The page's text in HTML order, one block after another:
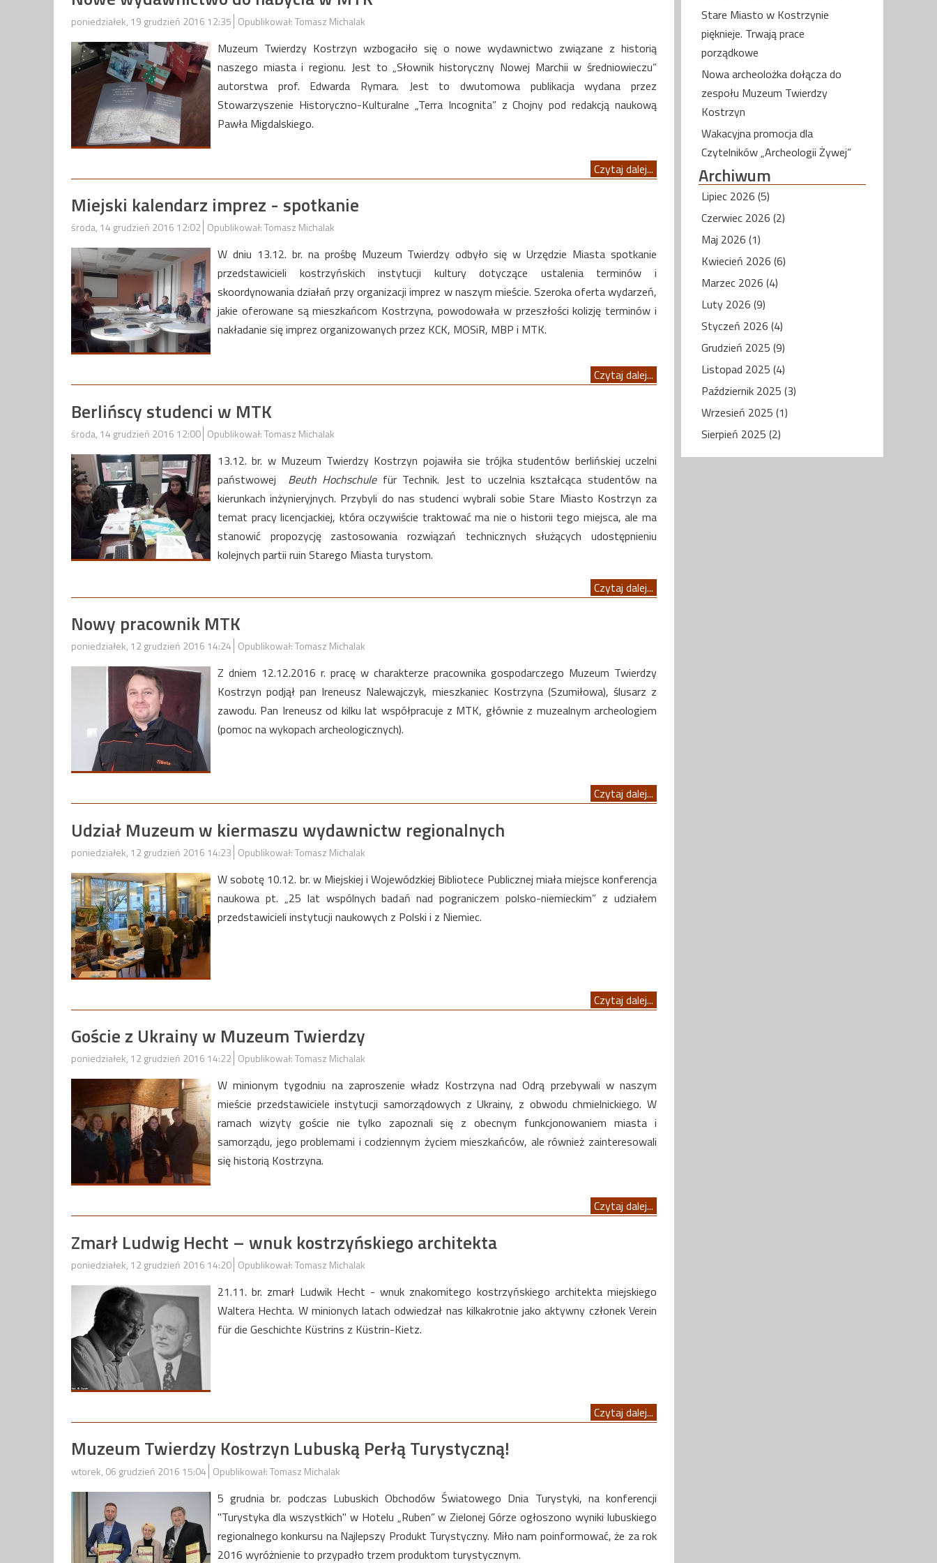
poniedziałek, 19 grudzień 2016 12:35 Opublikował: Tomasz Michalak
Muzeum Twierdzy Kostrzyn wzbogaciło się o nowe wydawnictwo związane z historią
naszego miasta i regionu. Jest to „Słownik historyczny Nowej Marchii w średniowieczu”
autorstwa prof. Edwarda Rymara. Jest to dwutomowa publikacja wydana przez
Stowarzyszenie Historyczno-Kulturalne „Terra Incognita” z Chojny pod redakcją naukową
Pawła Migdalskiego.
Czytaj dalej...
Miejski kalendarz imprez - spotkanie
środa, 14 grudzień 2016 12:02 Opublikował: Tomasz Michalak
W dniu 13.12. br. na prośbę Muzeum Twierdzy odbyło się w Urzędzie Miasta spotkanie
przedstawicieli kostrzyńskich instytucji kultury dotyczące ustalenia terminów i
skoordynowania działań przy organizacji imprez w naszym mieście. Szeroka oferta wydarzeń,
jakie oferowane są mieszkańcom Kostrzyna, powodowała w przeszłości kolizję terminów i
nakładanie się imprez organizowanych przez KCK, MOSiR, MBP i MTK.
Czytaj dalej...
Berlińscy studenci w MTK
środa, 14 grudzień 2016 12:00 Opublikował: Tomasz Michalak
13.12. br. w Muzeum Twierdzy Kostrzyn pojawiła sie trójka studentów berlińskiej uczelni
państwowej Beuth Hochschulefür Technik. Jest to uczelnia kształcąca studentów na
kierunkach inżynieryjnych. Przybyli do nas studenci wybrali sobie Stare Miasto Kostrzyn za
temat pracy licencjackiej, która oczywiście traktować ma nie o historii tego miejsca, ale ma
stanowić propozycję zastosowania rozwiązań technicznych służących udostępnieniu
kolejnych partii ruin Starego Miasta turystom.
Czytaj dalej...
Nowy pracownik MTK
poniedziałek, 12 grudzień 2016 14:24 Opublikował: Tomasz Michalak
Z dniem 12.12.2016 r. pracę w charakterze pracownika gospodarczego Muzeum Twierdzy
Kostrzyn podjął pan Ireneusz Nalewajczyk, mieszkaniec Kostrzyna (Szumiłowa), ślusarz z
zawodu. Pan Ireneusz od kilku lat współpracuje z MTK, głównie z muzealnym archeologiem
(pomoc na wykopach archeologicznych).
Czytaj dalej...
Udział Muzeum w kiermaszu wydawnictw regionalnych
poniedziałek, 12 grudzień 2016 14:23 Opublikował: Tomasz Michalak
W sobotę 10.12. br. w Miejskiej i Wojewódzkiej Bibliotece Publicznej miała miejsce konferencja
naukowa pt. „25 lat wspólnych badań nad pograniczem polsko-niemieckim” z udziałem
przedstawicieli instytucji naukowych z Polski i z Niemiec.
Czytaj dalej...
Goście z Ukrainy w Muzeum Twierdzy
poniedziałek, 12 grudzień 2016 14:22 Opublikował: Tomasz Michalak
W minionym tygodniu na zaproszenie władz Kostrzyna nad Odrą przebywali w naszym
mieście przedstawiciele instytucji samorządowych z Ukrainy, z obwodu chmielnickiego. W
ramach wizyty goście nie tylko zapoznali się z obecnym funkcjonowaniem miasta i
samorządu, jego problemami i codziennym życiem mieszkańców, ale również zainteresowali
się historią Kostrzyna.
Czytaj dalej...
Zmarł Ludwig Hecht – wnuk kostrzyńskiego architekta
poniedziałek, 12 grudzień 2016 14:20 Opublikował: Tomasz Michalak
21.11. br. zmarł Ludwik Hecht - wnuk znakomitego kostrzyńskiego architekta miejskiego
Waltera Hechta. W minionych latach odwiedzał nas kilkakrotnie jako aktywny członek Verein
für die Geschichte Küstrins z Küstrin-Kietz.
Czytaj dalej...
Muzeum Twierdzy Kostrzyn Lubuską Perłą Turystyczną!
wtorek, 06 grudzień 2016 15:04 Opublikował: Tomasz Michalak
5 grudnia br. podczas Lubuskich Obchodów Światowego Dnia Turystyki, na konferencji
"Turystyka dla wszystkich" w Hotelu „Ruben” w Zielonej Górze ogłoszono wyniki lubuskiego
regionalnego konkursu na Najlepszy Produkt Turystyczny. Miło nam poinformować, że za rok
2016 wyróżnienie to przypadło trzem produktom turystycznym.
Stare Miasto w Kostrzynie
pięknieje. Trwają prace
porządkowe
Nowa archeolożka dołącza do
zespołu Muzeum Twierdzy
Kostrzyn
Wakacyjna promocja dla
Czytelników „Archeologii Żywej”
Archiwum
Lipiec 2026 (5)
Czerwiec 2026 (2)
Maj 2026 (1)
Kwiecień 2026 (6)
Marzec 2026 (4)
Luty 2026 (9)
Styczeń 2026 (4)
Grudzień 2025 (9)
Listopad 2025 (4)
Październik 2025 (3)
Wrzesień 2025 (1)
Sierpień 2025 (2)